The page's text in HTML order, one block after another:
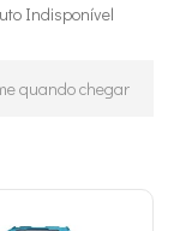
Indisponível
quando chegar